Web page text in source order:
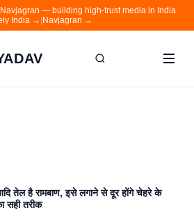
— building high-trust media in India
India → Navjagran →
तेल है रामबाण, इसे लगाने से दूर होंगे चेहरे के
सही तरीक